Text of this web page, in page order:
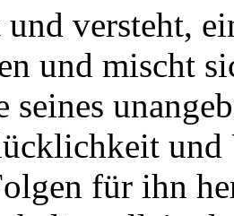
versteht,
und mischt
und
für ihn